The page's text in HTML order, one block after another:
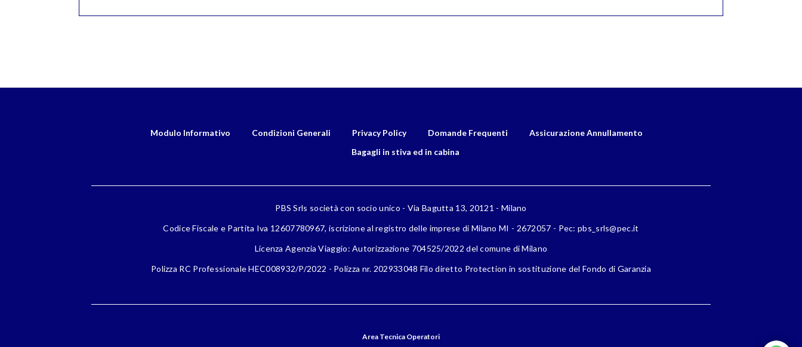
Modulo Informativo Condizioni Generali Privacy Policy Domande Frequenti
Assicurazione Annullamento
Bagagli in stiva ed in cabina
PBS Srls società con socio unico - Via Bagutta 13, 20121 - Milano
Codice Fiscale e Partita Iva 12607780967, iscrizione al registro delle imprese di Milano MI - 2672057 - Pec: pbs_srls@pec.it
Licenza Agenzia Viaggio: Autorizzazione 704525/2022 del comune di Milano
Polizza RC Professionale HEC008932/P/2022 - Polizza nr. 202933048 Filo diretto Protection in sostituzione del Fondo di Garanzia
Area Tecnica Operatori